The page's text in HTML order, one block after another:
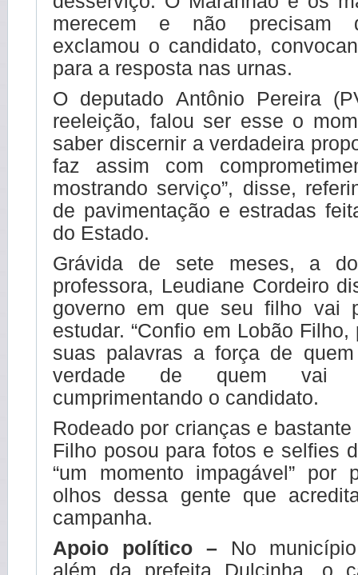
merecem e não precisam
exclamou o candidato,
para a resposta nas urnas.
O deputado Antônio Pereira
reeleição, falou ser esse o
saber discernir a verdadeira
faz assim com
mostrando serviço”, disse,
de pavimentação e estradas
do Estado.
Grávida de sete meses, a
professora, Leudiane Cordeiro
governo em que seu filho vai
estudar. “Confio em Lobão
suas palavras a força de
verdade de quem vai
cumprimentando o candidato.
Rodeado por crianças e
Filho posou para fotos e selfies
“um momento impagável” por
olhos dessa gente que
campanha.
Apoio político –No
além da prefeita Dulcinha, o